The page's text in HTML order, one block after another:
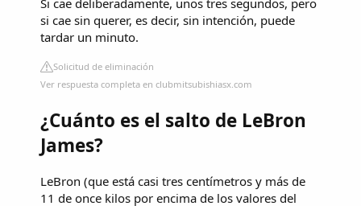
si cae sin querer, es decir, sin intención, puede
tardar un minuto.
Solicitud de eliminación
Ver respuesta completa en clubmitsubishiasx.com
¿Cuánto es el salto de LeBron
James?
LeBron (que está casi tres centímetros y más de
11 de once kilos por encima de los valores del